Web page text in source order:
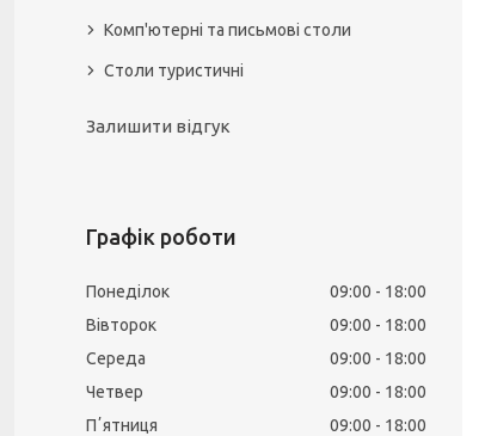
Комп'ютерні та письмові столи
Столи туристичні
Залишити відгук
Графік роботи
Понеділок 09:00
18:00
Вівторок
09:00
18:00
Середа
09:00
18:00
Четвер
09:00
18:00
Пʼятниця
09:00
18:00